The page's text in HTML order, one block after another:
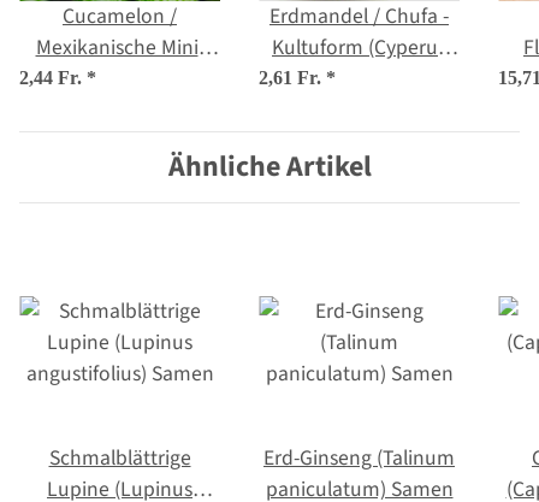
Cucamelon /
Mexikanische Mini-
Gurke (Melothria
2,44 Fr. *
Erdmandel / Chufa -
Kultuform (Cyperus
esculentus var.
2,61 Fr. *
Ähnliche Artikel
Schmalblättrige
Lupine (Lupinus
Erd-Ginseng (Talinum
paniculatum) Samen